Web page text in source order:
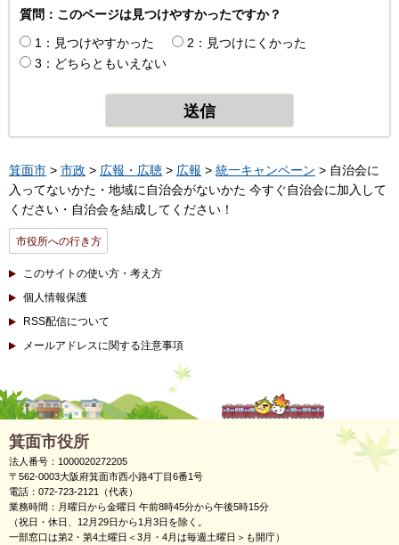
質問：このページは見つけやすかったですか？
1：見つけやすかった
2：見つけにくかった
3：どちらともいえない
箕面市 > 市政 > 広報・広聴 > 広報 > 統一キャンペーン > 自治会に
入ってないかた・地域に自治会がないかた 今すぐ自治会に加入して
ください・自治会を結成してください！
市役所への行き方
このサイトの使い方・考え方
個人情報保護
RSS配信について
メールアドレスに関する注意事項
箕面市役所
法人番号：1000020272205
〒562-0003大阪府箕面市西小路4丁目6番1号
電話：072-723-2121（代表）
業務時間：月曜日から金曜日 午前8時45分から午後5時15分
（祝日・休日、12月29日から1月3日を除く。
一部窓口は第2・第4土曜日＜3月・4月は毎週土曜日＞も開庁）